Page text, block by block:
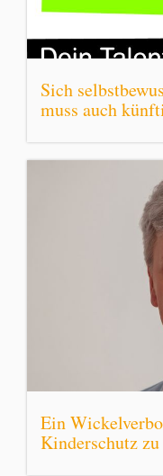
Sich
muss auch
Ein
Kinderschutz